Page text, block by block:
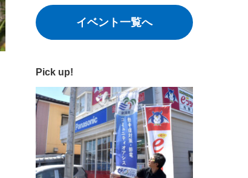
イベント一覧へ
Pick up!